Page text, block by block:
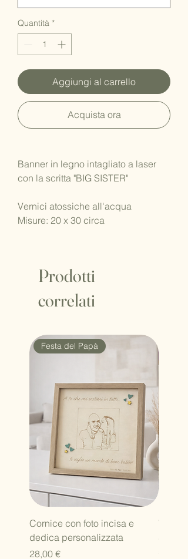
Quantità *
Aggiungi al carrello
Acquista ora
Banner in legno intagliato a laser
con la scritta "BIG SISTER"
Vernici atossiche all'acqua
Misure: 20 x 30 circa
Prodotti
correlati
Festa del Papà
Cornice con foto incisa e
dedica personalizzata
Prezzo
28,00 €
Set